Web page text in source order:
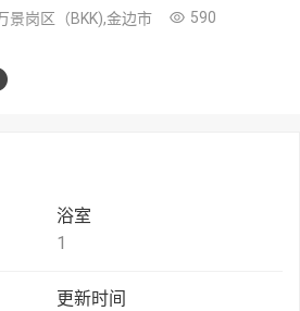
景岗区（BKK),金边市 590
浴室
1
更新时间